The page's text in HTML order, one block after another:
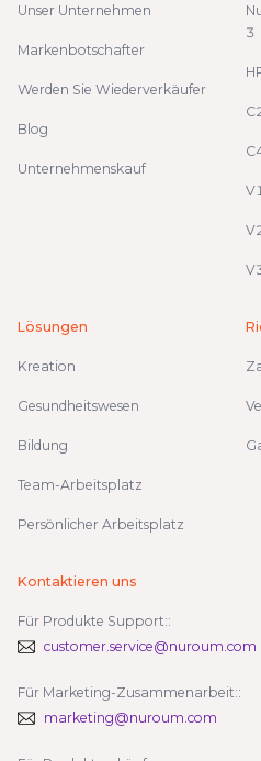
Unser Unternehmen
Markenbotschafter
Werden Sie Wiederverkäufer
Blog
Unternehmenskauf
3
Lösungen
Kreation
Gesundheitswesen
Bildung
Team-Arbeitsplatz
Persönlicher Arbeitsplatz
Kontaktieren uns
Für Produkte Support::
customer.service@nuroum.com
Für Marketing-Zusammenarbeit::
marketing@nuroum.com